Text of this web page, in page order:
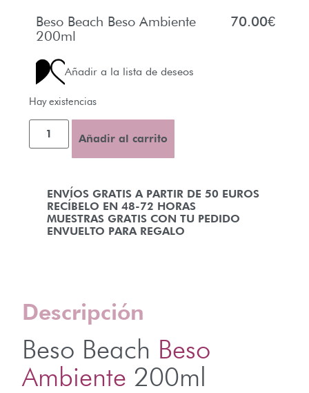
Beso Beach Beso Ambiente
200ml
70.00€
Añadir a la lista de deseos
ENVÍOS GRATIS A PARTIR DE 50 EUROS
RECÍBELO EN 48-72 HORAS
MUESTRAS GRATIS CON TU PEDIDO
ENVUELTO PARA REGALO
Hay existencias
Añadir al carrito
Descripción
Beso Beach Beso
Ambiente 200ml